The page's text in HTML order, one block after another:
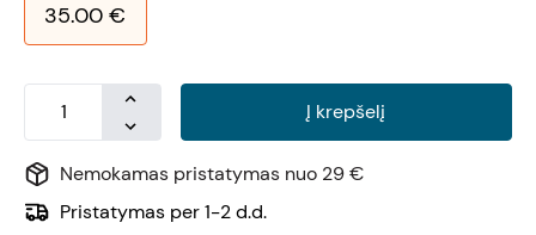
35.00 €
Į krepšelį
Nemokamas pristatymas nuo 29 €
Pristatymas per 1-2 d.d.